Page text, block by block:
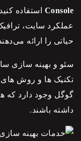
Console استفاده
عملکرد سایت،
حیاتی را ارائه
سئو و بهینه سازی
تکنیک ها و روش های
گوگل وجود دارد که هر
داشته باشند.